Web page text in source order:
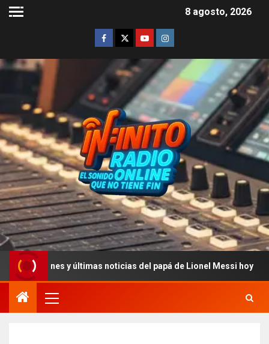
8 agosto, 2026
y últimas noticias del papá de Lionel Messi hoy